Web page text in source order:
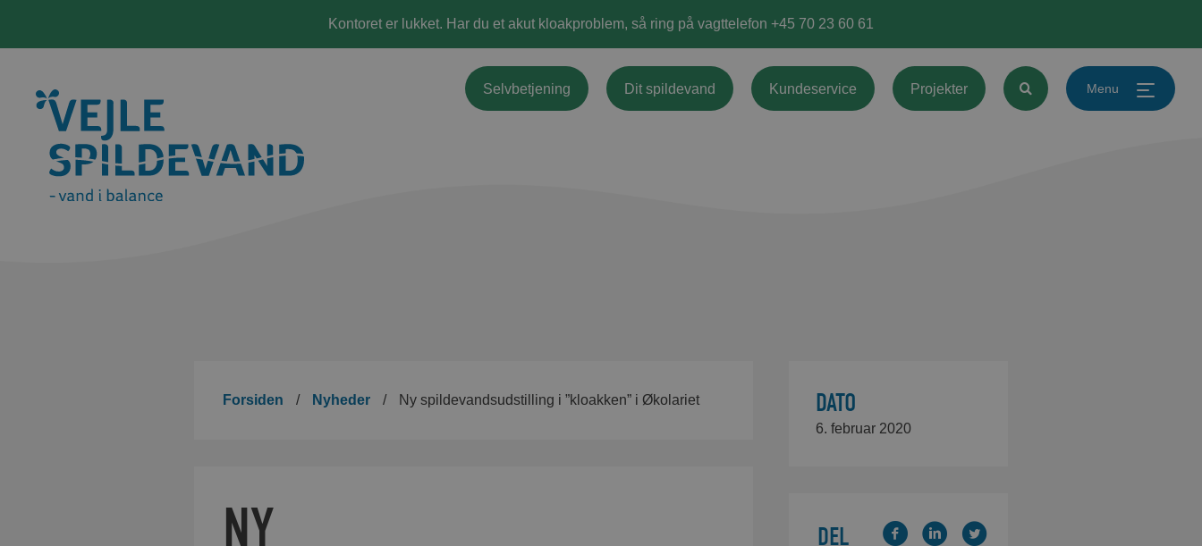
Kontoret er lukket. Har du et akut kloakproblem, så ring på vagttelefon +45 70 23 60 61
Selvbetjening Dit spildevand Kundeservice Projekter Menu
Forsiden / Nyheder / Ny spildevandsudstilling i ”kloakken” i Økolariet
NY
DATO
6. februar 2020
DEL